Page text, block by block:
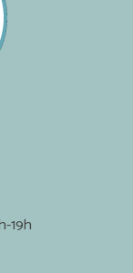
19h